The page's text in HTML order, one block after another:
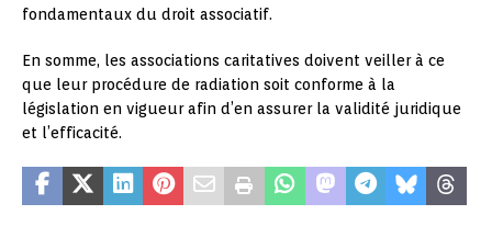
fondamentaux du droit associatif.
En somme, les associations caritatives doivent veiller à ce
que leur procédure de radiation soit conforme à la
législation en vigueur afin d’en assurer la validité juridique
et l’efficacité.